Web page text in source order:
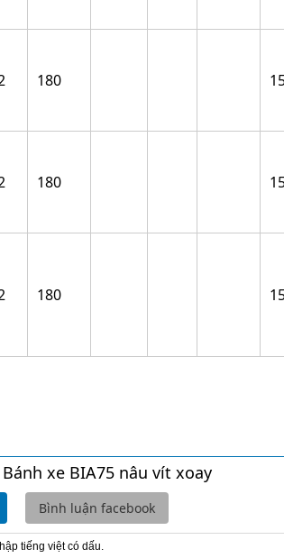
180
180
180
xe BIA75 nâu vít xoay
Bình luận facebook